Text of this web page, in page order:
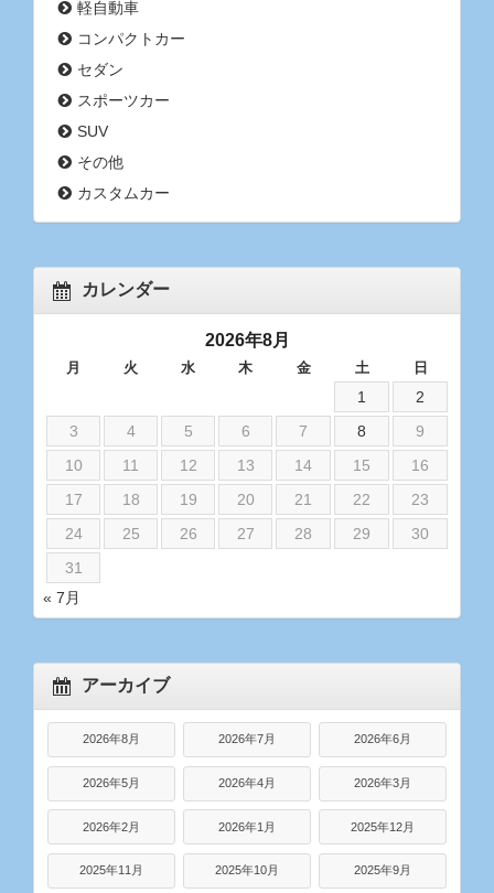
軽自動車
コンパクトカー
セダン
スポーツカー
SUV
その他
カスタムカー
カレンダー
2026年8月
月 火 水 木 金 土 日
1
2
3
4 5 6 7 8
9
10
11 12 13 14 15
16
17
18 19 20 21 22
23
24
25 26 27 28 29
30
31
« 7月
アーカイブ
2026年8月 2026年7月 2026年6月
2026年5月 2026年4月 2026年3月
2026年2月 2026年1月 2025年12月
2025年11月 2025年10月 2025年9月